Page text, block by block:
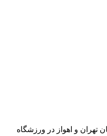
تهران و اهواز در ورزشگاه